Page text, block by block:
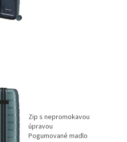
Zip s nepromokavou
úpravou
Pogumované madlo